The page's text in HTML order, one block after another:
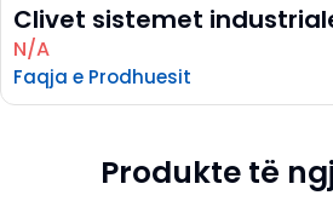
Clivet sistemet
N/A
Faqja e Prodhuesit
Produkte të